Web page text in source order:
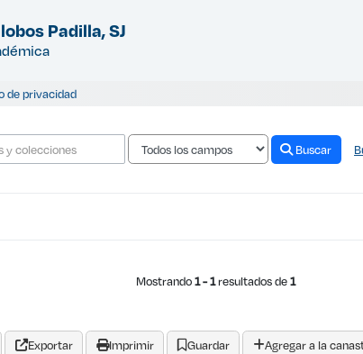
Padilla, SJ
de privacidad
Buscar
Charles Child (edición)
Mostrando1 - 1resultados de1
Exportar Imprimir Guardar
Agregar a la